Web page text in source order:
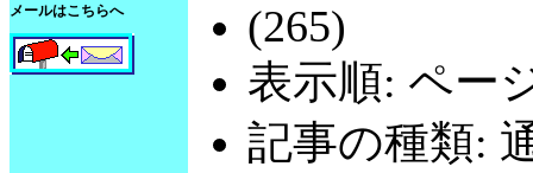
メールはこちらへ
(265)
表示順: ペー
記事の種類: